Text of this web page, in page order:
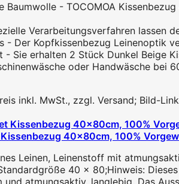
Baumwolle - TOCOMOA
Verarbeitungsverfahren lassen
- Der Kopfkissenbezug Leinenoptik
- Sie erhalten 2 Stück Dunkel Beige
oder Handwäsche bei
inkl. MwSt., zzgl. Versand; Bild-
Kissenbezug 40x80cm, 100%
Leinen, Leinenstoff mit
40 x 80;Hinweis: